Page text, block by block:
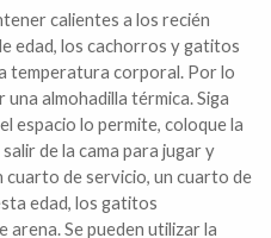
calientes a los recién
edad, los cachorros y gatitos
temperatura corporal. Por lo
almohadilla térmica. Siga
espacio lo permite, coloque la
de la cama para jugar y
cuarto de servicio, un cuarto de
edad, los gatitos
arena. Se pueden utilizar la